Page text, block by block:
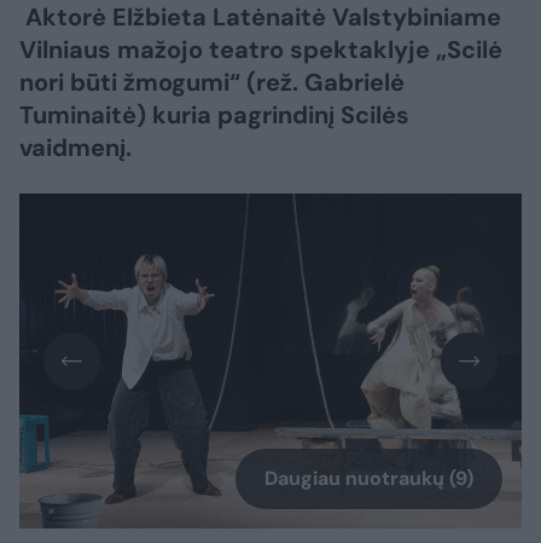
Aktorė Elžbieta Latėnaitė Valstybiniame
Vilniaus mažojo teatro spektaklyje „Scilė
nori būti žmogumi“ (rež. Gabrielė
Tuminaitė) kuria pagrindinį Scilės
vaidmenį.
Daugiau nuotraukų (9)